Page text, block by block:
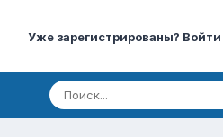
Уже зарегистрированы? Войти